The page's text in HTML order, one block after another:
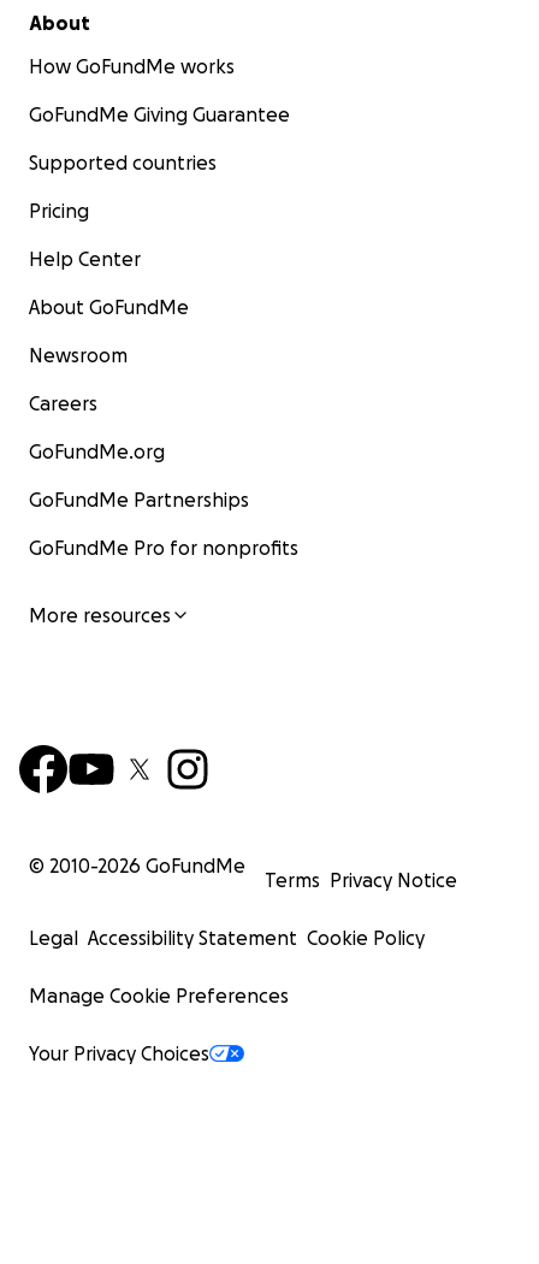
About
How GoFundMe works
GoFundMe Giving Guarantee
Supported countries
Pricing
Help Center
About GoFundMe
Newsroom
Careers
GoFundMe.org
GoFundMe Partnerships
GoFundMe Pro for nonprofits
More resources
© 2010-2026 GoFundMe
Terms Privacy Notice
Legal Accessibility Statement Cookie Policy
Manage Cookie Preferences
Your Privacy Choices